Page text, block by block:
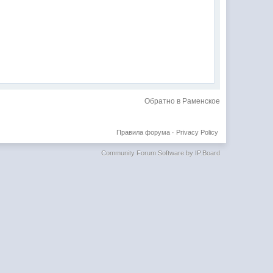
Обратно в Раменское
Privacy Policy
Правила форума·
Community Forum Software by IP.Board